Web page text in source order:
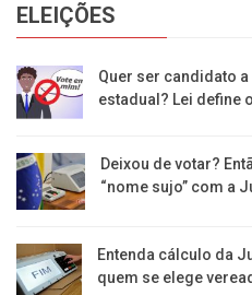
ELEIÇÕES
Quer ser candidato
estadual? Lei define
Deixou de votar?
“nome sujo” com a
Entenda cálculo da
quem se elege